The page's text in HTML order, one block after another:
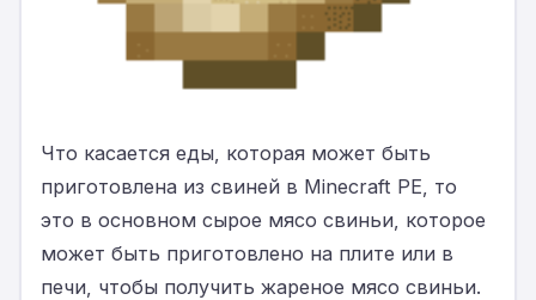
Что касается еды, которая может быть
приготовлена из свиней в Minecraft PE, то
это в основном сырое мясо свиньи, которое
может быть приготовлено на плите или в
печи, чтобы получить жареное мясо свиньи.